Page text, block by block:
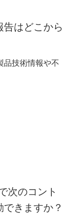
はどこから
品技術情報や不
次のコント
きますか？